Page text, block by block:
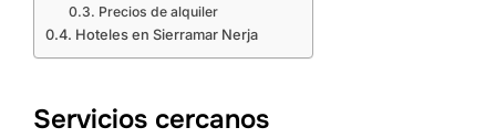
Precios de alquiler
Hoteles en Sierramar Nerja
Servicios cercanos